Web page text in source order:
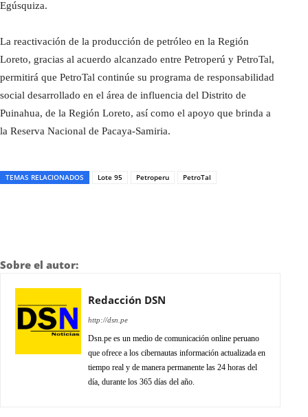
Egúsquiza.
La reactivación de la producción de petróleo en la Región
Loreto, gracias al acuerdo alcanzado entre Petroperú y PetroTal,
permitirá que PetroTal continúe su programa de responsabilidad
social desarrollado en el área de influencia del Distrito de
Puinahua, de la Región Loreto, así como el apoyo que brinda a
la Reserva Nacional de Pacaya-Samiria.
TEMAS RELACIONADOS Lote 95 Petroperu PetroTal
Sobre el autor:
Redacción DSN
http://dsn.pe
Dsn.pe es un medio de comunicación online peruano
que ofrece a los cibernautas información actualizada en
tiempo real y de manera permanente las 24 horas del
día, durante los 365 días del año.